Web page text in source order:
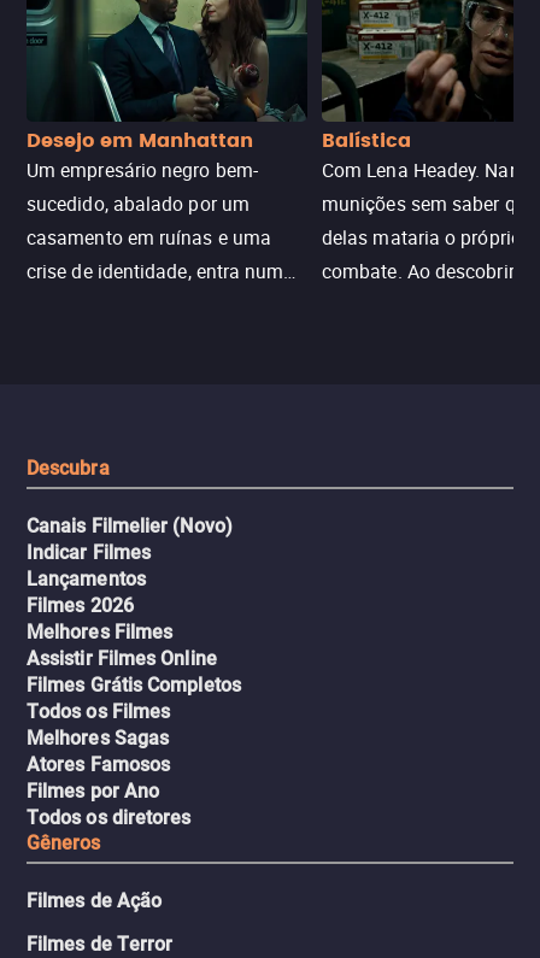
Desejo em Manhattan
Um empresário negro bem-
sucedido, abalado por um
casamento em ruínas e uma
crise de identidade, entra num
Balística
Com Lena Headey.
munições sem saber
delas mataria o próprio
combate. Ao descobrir a
Descubra
Canais Filmelier (Novo)
Indicar Filmes
Lançamentos
Filmes 2026
Melhores Filmes
Assistir Filmes Online
Filmes Grátis Completos
Todos os Filmes
Melhores Sagas
Atores Famosos
Filmes por Ano
Todos os diretores
Gêneros
Filmes de Ação
Filmes de Terror